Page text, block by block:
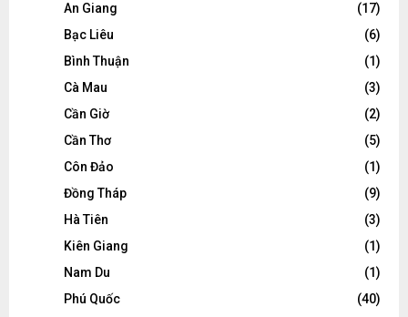
An Giang
(17)
Bạc Liêu
(6)
Bình Thuận
(1)
Cà Mau
(3)
Cần Giờ
(2)
Cần Thơ
(5)
Côn Đảo
(1)
Đồng Tháp
(9)
Hà Tiên
(3)
Kiên Giang
(1)
Nam Du
(1)
Phú Quốc
(40)